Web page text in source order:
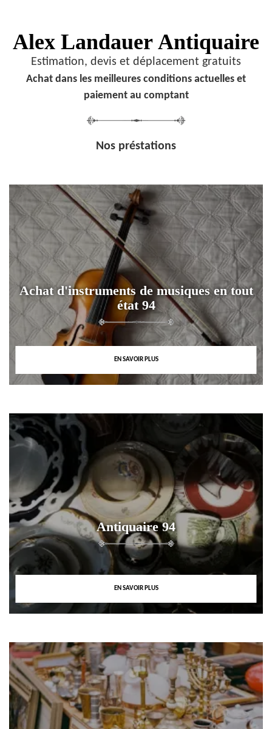
Alex Landauer Antiquaire
Estimation, devis et déplacement gratuits
Achat dans les meilleures conditions actuelles et
paiement au comptant
Nos préstations
Achat d'instruments de musiques en tout
état 94
EN SAVOIR PLUS
Antiquaire 94
EN SAVOIR PLUS